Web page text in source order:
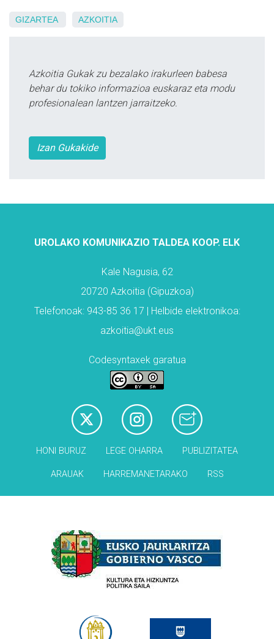
GIZARTEA AZKOITIA
Azkoitia Gukak zu bezalako irakurleen babesa
behar du tokiko informazioa euskaraz eta modu
profesionalean lantzen jarraitzeko.
Izan Gukakide
UROLAKO KOMUNIKAZIO TALDEA KOOP. ELK
Kale Nagusia, 62
20720 Azkoitia (Gipuzkoa)
Telefonoak: 943-85 36 17 | Helbide elektronikoa:
azkoitia@ukt.eus
Codesyntaxek garatua
HONI BURUZ LEGE OHARRA PUBLIZITATEA
ARAUAK HARREMANETARAKO RSS